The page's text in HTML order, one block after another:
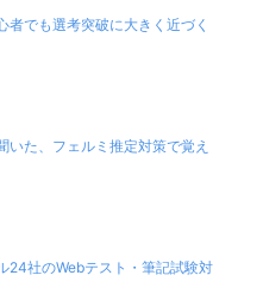
者でも選考突破に大きく近づく
いた、フェルミ推定対策で覚え
24社のWebテスト・筆記試験対